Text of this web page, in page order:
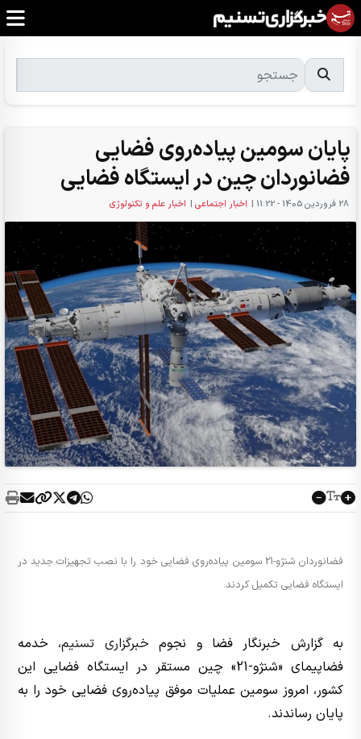
پایان سومین پیاده‌روی فضایی
فضانوردان چین در ایستگاه فضایی
28 فروردين 1405 - 11:22 | اخبار اجتماعی | اخبار علم و تکنولوژی
فضانوردان شنژو-21 سومین پیاده‌روی فضایی خود را با نصب تجهیزات جدید در
ایستگاه فضایی تکمیل کردند.
به گزارش خبرنگار فضا و نجوم خبرگزاری تسنیم، خدمه
فضاپیمای «شنژو-21» چین مستقر در ایستگاه فضایی این
کشور، امروز سومین عملیات موفق پیاده‌روی فضایی خود را به
پایان رساندند.